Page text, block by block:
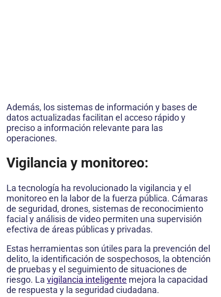
Además, los sistemas de información y bases de
datos actualizadas facilitan el acceso rápido y
preciso a información relevante para las
operaciones.
Vigilancia y monitoreo:
La tecnología ha revolucionado la vigilancia y el
monitoreo en la labor de la fuerza pública. Cámaras
de seguridad, drones, sistemas de reconocimiento
facial y análisis de video permiten una supervisión
efectiva de áreas públicas y privadas.
Estas herramientas son útiles para la prevención del
delito, la identificación de sospechosos, la obtención
de pruebas y el seguimiento de situaciones de
riesgo. La vigilancia inteligente mejora la capacidad
de respuesta y la seguridad ciudadana.